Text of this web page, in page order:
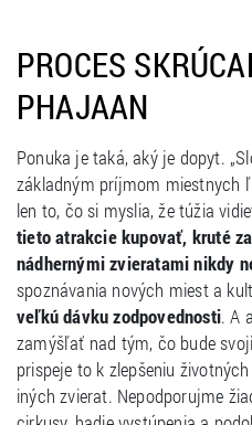
PROCES
PHAJAAN
Ponuka je taká, aký je dopyt.
základným príjmom miestnych
len to, čo si myslia, že túžia
tieto atrakcie kupovať, kruté
nádhernými zvieratami nikdy
spoznávania nových miest a
veľkú dávku zodpovednosti. A
zamýšľať nad tým, čo bude
prispeje to k zlepšeniu
iných zvierat. Nepodporujme